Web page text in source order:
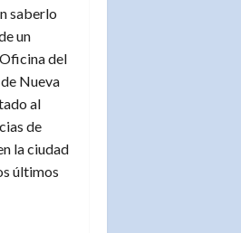
saberlo
un
del
Nueva
al
de
la ciudad
últimos